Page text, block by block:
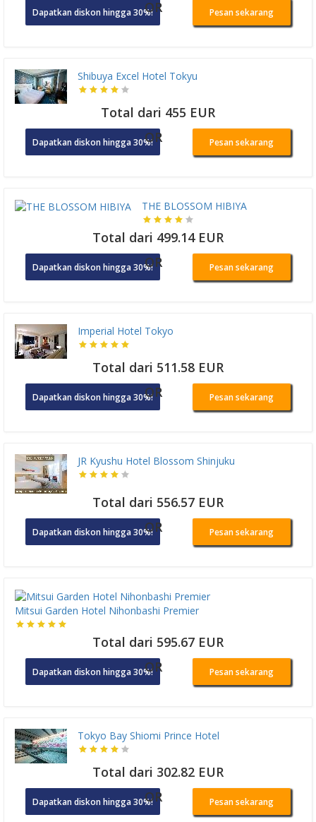
Dapatkan diskon hingga 30%!OR Pesan sekarang
Shibuya Excel Hotel Tokyu
Total dari 455 EUR
Dapatkan diskon hingga 30%!OR Pesan sekarang
THE BLOSSOM HIBIYA
Total dari 499.14 EUR
Dapatkan diskon hingga 30%!OR Pesan sekarang
Imperial Hotel Tokyo
Total dari 511.58 EUR
Dapatkan diskon hingga 30%!OR Pesan sekarang
JR Kyushu Hotel Blossom Shinjuku
Total dari 556.57 EUR
Dapatkan diskon hingga 30%!OR Pesan sekarang
Mitsui Garden Hotel Nihonbashi Premier
Total dari 595.67 EUR
Dapatkan diskon hingga 30%!OR Pesan sekarang
Tokyo Bay Shiomi Prince Hotel
Total dari 302.82 EUR
Dapatkan diskon hingga 30%!OR Pesan sekarang